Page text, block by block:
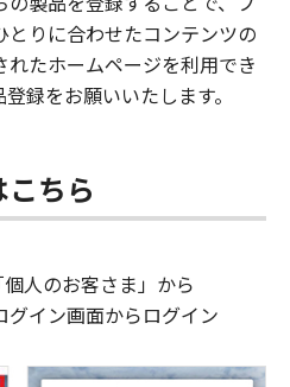
りに合わせたコンテンツの
たホームページを利用でき
録をお願いいたします。
ちら
人のお客さま」から
グイン画面からログイン